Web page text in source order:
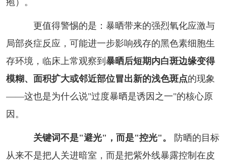
更值得警惕的是：暴晒带来的强烈氧化应激与
局部炎症反应，可能进一步影响残存的黑色素细胞生
存环境，临床上常观察到 暴晒后短期内白斑边缘变得
模糊、面积扩大或邻近部位冒出新的浅色斑点的现象
——这也是为什么说"过度暴晒是诱因之一"的核心原
因。
关键词不是"避光"，而是"控光"。
防晒的目标
从来不是把人关进暗室，而是把紫外线暴露控制在皮